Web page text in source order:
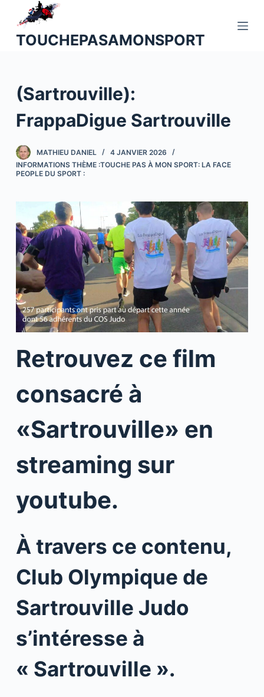
o
n
u
TOUCHEPASAMONSPORT
(Sartrouville):
FrappaDigue Sartrouville
MATHIEU DANIEL
4 JANVIER 2026
INFORMATIONS THÈME :TOUCHE PAS À MON SPORT: LA FACE
PEOPLE DU SPORT :
Retrouvez ce film
consacré à
«Sartrouville» en
streaming sur
youtube.
À travers ce contenu,
Club Olympique de
Sartrouville Judo
s’intéresse à
« Sartrouville ».